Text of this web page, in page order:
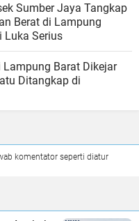
Sumber Jaya Tangkap
Berat di Lampung
Luka Serius
Lampung Barat Dikejar
Ditangkap di
komentator seperti diatur